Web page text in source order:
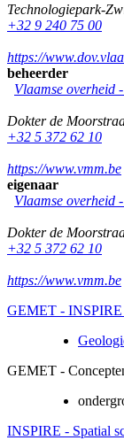
Technologiepark-
+32 9 240 75 00
https://
beheerder
Vlaamse overheid
Dokter de
+32 5 372 62 10
https://www.vmm.be
eigenaar
Vlaamse overheid
Dokter de
+32 5 372 62 10
https://www.vmm.be
GEMET - INSPIRE
GEMET -
INSPIRE - Spatial